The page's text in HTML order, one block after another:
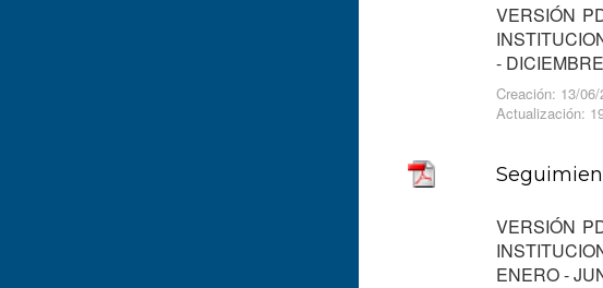
VERSIÓN
-
Creación: 13/06/
Actualización:
VERSIÓN
ENERO -